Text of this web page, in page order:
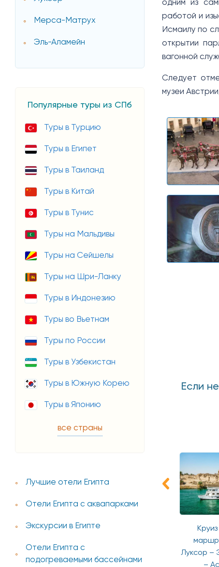
Мерса-Матрух
Эль-Аламейн
Популярные туры из СПб
Туры в Турцию
Туры в Египет
Туры в Таиланд
Туры в Китай
Туры в Тунис
Туры на Мальдивы
Туры на Сейшелы
Туры на Шри-Ланку
Туры в Индонезию
Туры во Вьетнам
Туры по России
Туры в Узбекистан
Туры в Южную Корею
Туры в Японию
все страны
Лучшие отели Египта
Отели Египта с аквапарками
Экскурсии в Египте
Отели Египта с
подогреваемыми бассейнами
одним из
работой и
Исмаилу по
открытии
вагонной
Следует
музеи
Если
Каир и Александрия
Луксор –
–